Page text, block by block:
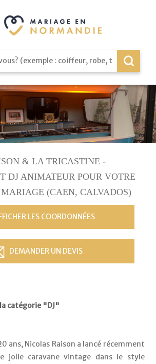
& LA TRICASTINE -
DJ ANIMATEUR POUR VOTRE
(CAEN, CALVADOS)
LES COORDONNÉES
DEMANDER UN DEVIS
catégorie "DJ"
ans, Nicolas Raison a lancé récemment
jolie caravane vintage dans le style